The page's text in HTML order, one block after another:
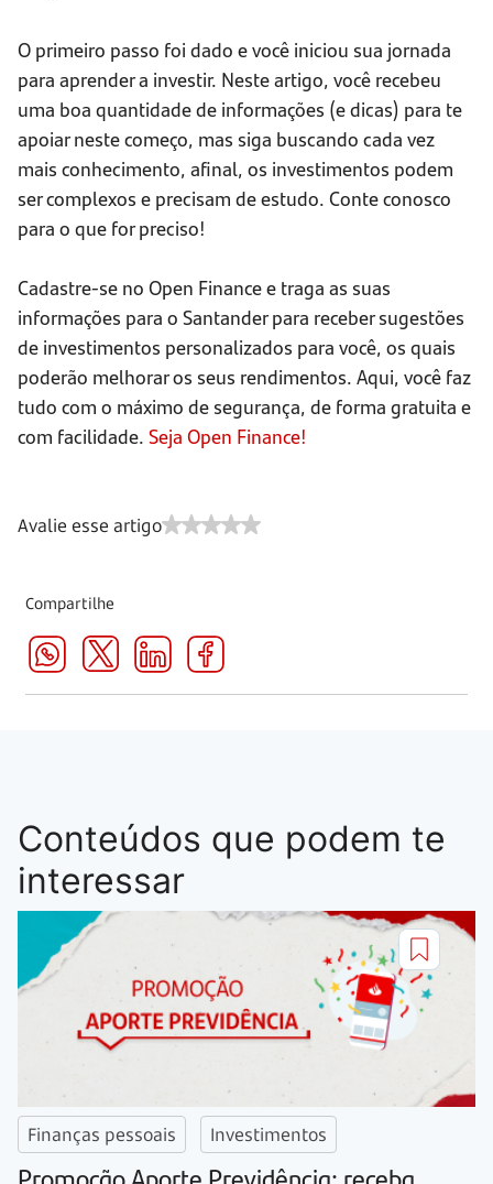
O primeiro passo foi dado e você iniciou sua jornada
para aprender a investir. Neste artigo, você recebeu
uma boa quantidade de informações (e dicas) para te
apoiar neste começo, mas siga buscando cada vez
mais conhecimento, afinal, os investimentos podem
ser complexos e precisam de estudo. Conte conosco
para o que for preciso!
Cadastre-se no Open Finance e traga as suas
informações para o Santander para receber sugestões
de investimentos personalizados para você, os quais
poderão melhorar os seus rendimentos. Aqui, você faz
tudo com o máximo de segurança, de forma gratuita e
com facilidade. Seja Open Finance!
Avalie esse artigo
Compartilhe
Conteúdos que podem te
interessar
Finanças pessoais Investimentos